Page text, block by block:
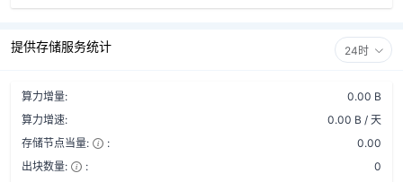
提供存储服务统计 24时
算力增量:
0.00 B
算力增速:
0.00 B / 天
存储节点当量:
:
0.00
出块数量:
:
0